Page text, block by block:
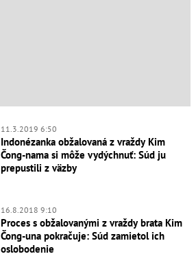
11.3.2019 6:50
Indonézanka obžalovaná z vraždy Kim
Čong-nama si môže vydýchnuť: Súd ju
prepustili z väzby
16.8.2018 9:10
Proces s obžalovanými z vraždy brata Kim
Čong-una pokračuje: Súd zamietol ich
oslobodenie